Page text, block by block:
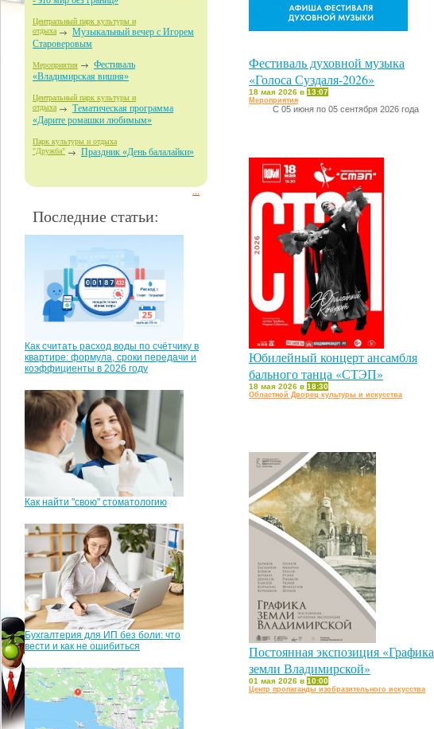
Центральный парк культуры и
отдыха
Музыкальный вечер с Игорем
Староверовым
Мероприятия
Фестиваль
«Владимирская вишня»
Центральный парк культуры и
отдыха
Тематическая программа
«Дарите ромашки любимым»
Парк культуры и отдыха
"Дружба" Праздник «День балалайки»
Последние статьи:
Как считать расход воды по счётчику в
квартире: формула, сроки передачи и
коэффициенты в 2026 году
Как найти "свою" стоматологию
Бухгалтерия для ИП без боли: что
вести и как не ошибиться
Фестиваль духовной музыка
«Голоса Суздаля-2026»
18 мая 2026 в 13:07
Мероприятия
С 05 июня по 05 сентября 2026 года
Юбилейный концерт ансамбля
бального танца «СТЭП»
18 мая 2026 в 18:30
Областной Дворец культуры и искусства
Постоянная экспозиция «Графика
земли Владимирской»
01 мая 2026 в 10:00
Центр пропаганды изобразительного искусства